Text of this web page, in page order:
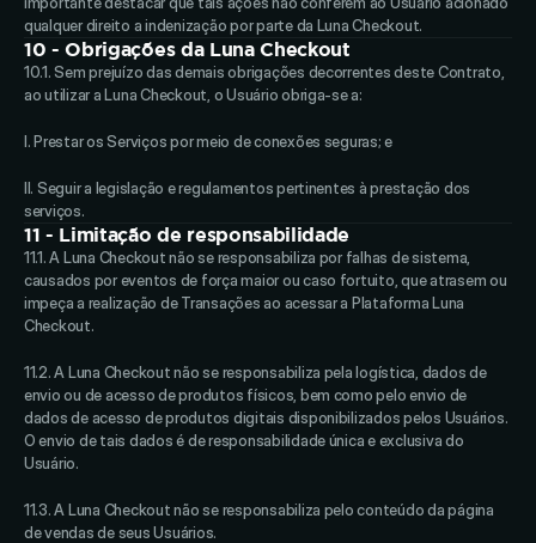
qualquer direito a indenização por parte da Luna Checkout.
10 - Obrigações da Luna Checkout
10.1. Sem prejuízo das demais obrigações decorrentes deste Contrato,
ao utilizar a Luna Checkout, o Usuário obriga-se a:
I. Prestar os Serviços por meio de conexões seguras; e
II. Seguir a legislação e regulamentos pertinentes à prestação dos
serviços.
11 - Limitação de responsabilidade
11.1. A Luna Checkout não se responsabiliza por falhas de sistema,
causados por eventos de força maior ou caso fortuito, que atrasem ou
impeça a realização de Transações ao acessar a Plataforma Luna
Checkout.
11.2. A Luna Checkout não se responsabiliza pela logística, dados de
envio ou de acesso de produtos físicos, bem como pelo envio de
dados de acesso de produtos digitais disponibilizados pelos Usuários.
O envio de tais dados é de responsabilidade única e exclusiva do
Usuário.
11.3. A Luna Checkout não se responsabiliza pelo conteúdo da página
de vendas de seus Usuários.